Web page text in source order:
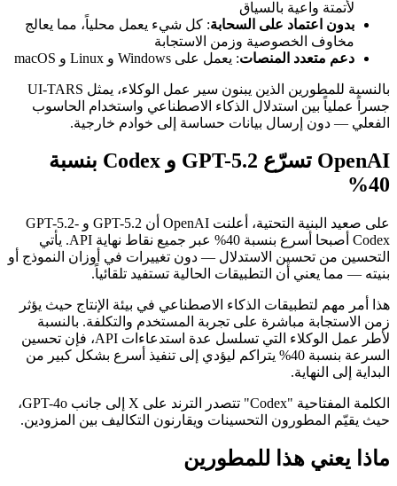
لأتمتة واعية بالسياق
بدون اعتماد على السحابة: كل شيء يعمل محلياً، مما يعالج
مخاوف الخصوصية وزمن الاستجابة
دعم متعدد المنصات: يعمل على Windows و Linux و macOS
بالنسبة للمطورين الذين يبنون سير عمل الوكلاء، يمثل UI-TARS
جسراً عملياً بين استدلال الذكاء الاصطناعي واستخدام الحاسوب
الفعلي — دون إرسال بيانات حساسة إلى خوادم خارجية.
OpenAI تسرّع GPT-5.2 و Codex بنسبة
40%
على صعيد البنية التحتية، أعلنت OpenAI أن GPT-5.2 و GPT-5.2-
Codex أصبحا أسرع بنسبة 40% عبر جميع نقاط نهاية API. يأتي
التحسين من تحسين الاستدلال — دون تغييرات في أوزان النموذج أو
بنيته — مما يعني أن التطبيقات الحالية تستفيد تلقائياً.
هذا أمر مهم لتطبيقات الذكاء الاصطناعي في بيئة الإنتاج حيث يؤثر
زمن الاستجابة مباشرة على تجربة المستخدم والتكلفة. بالنسبة
لأطر عمل الوكلاء التي تسلسل عدة استدعاءات API، فإن تحسين
السرعة بنسبة 40% يتراكم ليؤدي إلى تنفيذ أسرع بشكل كبير من
البداية إلى النهاية.
الكلمة المفتاحية "Codex" تتصدر الترند على X إلى جانب GPT-4o،
حيث يقيّم المطورون التحسينات ويقارنون التكاليف بين المزودين.
ماذا يعني هذا للمطورين